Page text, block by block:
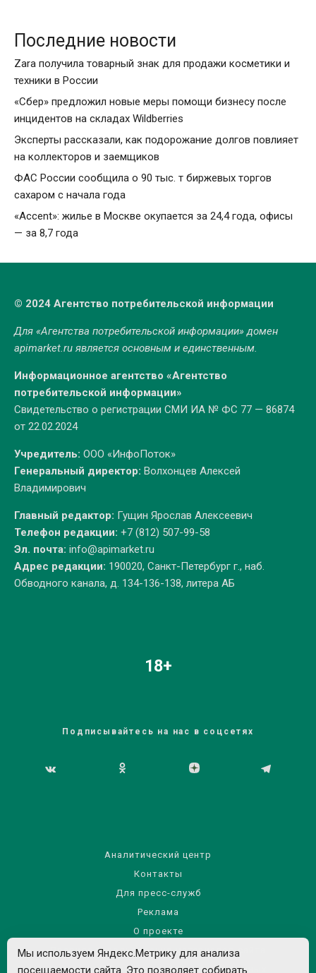
Последние новости
Zara получила товарный знак для продажи косметики и
техники в России
«Сбер» предложил новые меры помощи бизнесу после
инцидентов на складах Wildberries
Эксперты рассказали, как подорожание долгов повлияет
на коллекторов и заемщиков
ФАС России сообщила о 90 тыс. т биржевых торгов
сахаром с начала года
«Accent»: жилье в Москве окупается за 24,4 года, офисы
— за 8,7 года
© 2024 Агентство потребительской информации
Для «Агентства потребительской информации» домен
apimarket.ruявляется основным и единственным.
Информационное агентство «Агентство
потребительской информации»
Свидетельство о регистрации СМИ ИА № ФС 77 — 86874
от 22.02.2024
Учредитель: ООО «ИнфоПоток»
Генеральный директор: Волхонцев Алексей
Владимирович
Главный редактор: Гущин Ярослав Алексеевич
Телефон редакции: +7 (812) 507-99-58
Эл. почта: info@apimarket.ru
Адрес редакции: 190020, Санкт-Петербург г., наб.
Обводного канала, д. 134-136-138, литера АБ
18+
Подписывайтесь на нас в соцсетях
Аналитический центр
Контакты
Для пресс-служб
Реклама
О проекте
Правила использования материалов сайта
Политика обработки персональных данных
Мы используем Яндекс.Метрику для анализа
посещаемости сайта. Это позволяет собирать